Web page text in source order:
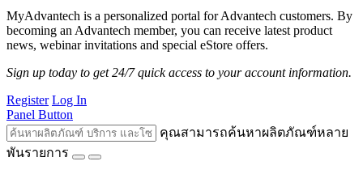
MyAdvantech is a personalized portal for Advantech customers. By
becoming an Advantech member, you can receive latest product
news, webinar invitations and special eStore offers.
Sign up today to get 24/7 quick access to your account information.
Register Log In
Panel Button
คุณสามารถค้นหาผลิตภัณฑ์หลาย
พันรายการ